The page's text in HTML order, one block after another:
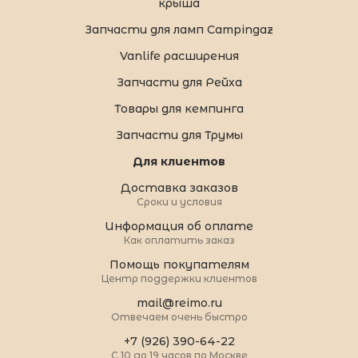
крыша
Запчасти для ламп Campingaz
Vanlife расширения
Запчасти для Рейха
Товары для кемпинга
Запчасти для Трумы
Для клиентов
Доставка заказов
Сроки и условия
Информация об оплате
Как оплатить заказ
Помощь покупателям
Центр поддержки клиентов
mail@reimo.ru
Отвечаем очень быстро
+7 (926) 390-64-22
С 10 до 19 часов по Москве